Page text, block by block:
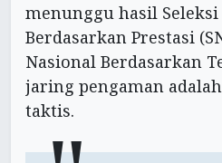
menunggu hasil
Berdasarkan Prestasi
Nasional Berdasarkan
jaring pengaman
taktis.